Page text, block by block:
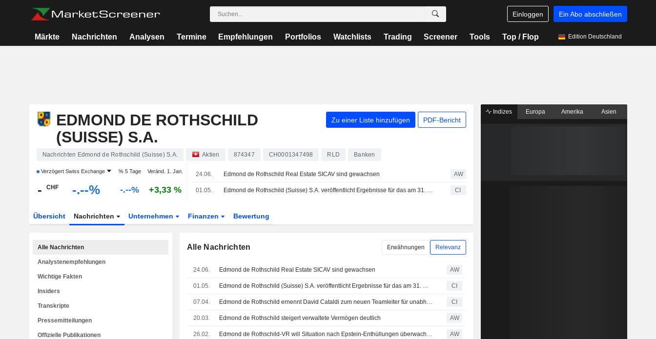
Einloggen Ein Abo abschließen
Märkte Nachrichten Analysen Termine Empfehlungen Portfolios Watchlists Trading Screener Tools Top / Flop Edition Deutschland
EDMOND DE ROTHSCHILD
(SUISSE) S.A.
Zu einer Liste hinzufügen PDF-Bericht
Nachrichten Edmond de Rothschild (Suisse) S.A. Aktien 874347 CH0001347498 RLD Banken
Verzögert Swiss Exchange % 5 Tage Veränd. 1. Jan.
- CHF -.--% -.--% +3,33 %
24.06. Edmond de Rothschild Real Estate SICAV sind gewachsen AW
01.05. Edmond de Rothschild (Suisse) S.A. veröffentlicht Ergebnisse für das am 31. Dezember 2025 endende Geschäftsjahr CI
Übersicht Nachrichten Unternehmen Finanzen Bewertung
Alle Nachrichten Erwähnungen Relevanz
24.06. Edmond de Rothschild Real Estate SICAV sind gewachsen AW
01.05. Edmond de Rothschild (Suisse) S.A. veröffentlicht Ergebnisse für das am 31. Dezember 2025 endende Geschäftsjahr CI
07.04. Edmond de Rothschild ernennt David Cataldi zum neuen Teamleiter für unabhängige Vermögensverwalter in Genf CI
20.03. Edmond de Rothschild steigert verwaltete Vermögen deutlich AW
26.02. Edmond de Rothschild-VR will Situation nach Epstein-Enthüllungen überwachen AW
Alle Nachrichten
Analystenempfehlungen
Wichtige Fakten
Insiders
Transkripte
Pressemitteilungen
Offizielle Publikationen
Indizes Europa Amerika Asien